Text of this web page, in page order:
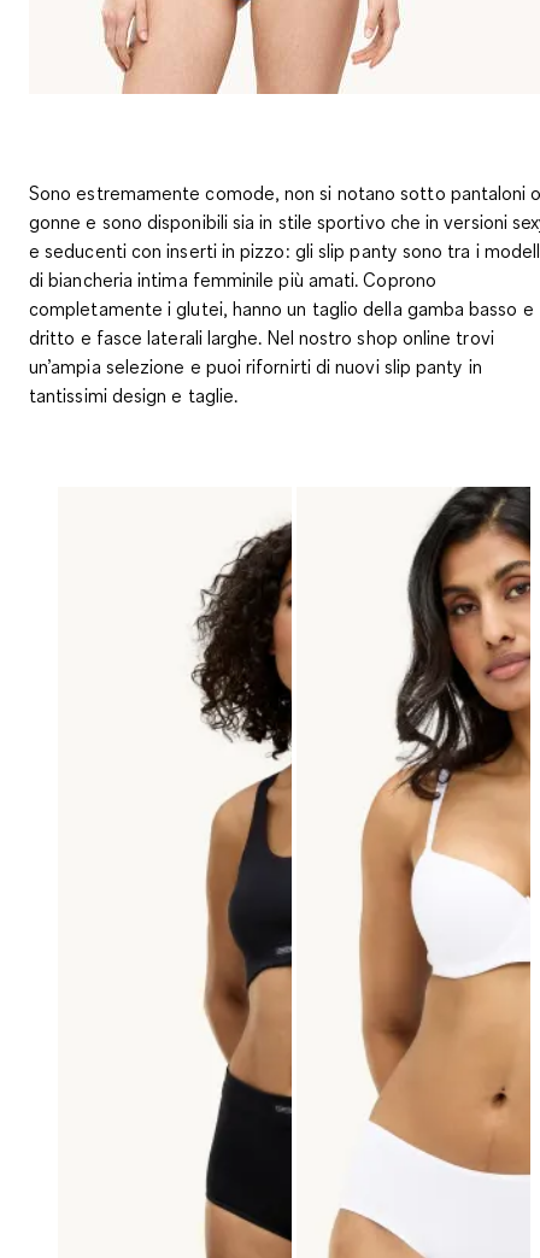
Sono estremamente comode, non si notano sotto pantaloni
gonne e sono disponibili sia in stile sportivo che in versioni
e seducenti con inserti in pizzo: gli slip panty sono tra i
di biancheria intima femminile più amati. Coprono
completamente i glutei, hanno un taglio della gamba basso e
dritto e fasce laterali larghe. Nel nostro shop online trovi
un’ampia selezione e puoi rifornirti di nuovi slip panty in
tantissimi design e taglie.